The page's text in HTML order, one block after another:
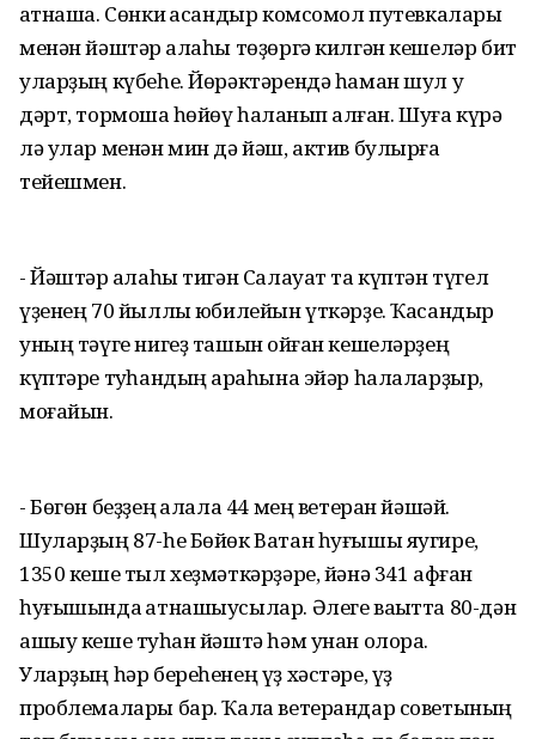
ҡатнаша. Сөнки ҡасандыр комсомол путевкалары
менән йәштәр ҡалаһы төҙөргә килгән кешеләр бит
уларҙың күбеһе. Йөрәктәрендә һаман шул уҡ
дәрт, тормошҡа һөйөү һаҡланып ҡалған. Шуға күрә
лә улар менән мин дә йәш, актив булырға
тейешмен.
- Йәштәр ҡалаһы тигән Салауат та күптән түгел
үҙенең 70 йыллыҡ юбилейын үткәрҙе. Ҡасандыр
уның тәүге нигеҙ ташын ҡойған кешеләрҙең
күптәре туҡһандың арҡаһына эйәр һалаларҙыр,
моғайын.
- Бөгөн беҙҙең ҡалала 44 мең ветеран йәшәй.
Шуларҙың 87-һе Бөйөк Ватан һуғышы яугире,
1350 кеше тыл хеҙмәткәрҙәре, йәнә 341 афған
һуғышында ҡатнашыусылар. Әлеге ваҡытта 80-дән
ашыу кеше туҡһан йәштә һәм унан олораҡ.
Уларҙың һәр береһенең үҙ хәстәре, үҙ
проблемалары бар. Ҡала ветерандар советының